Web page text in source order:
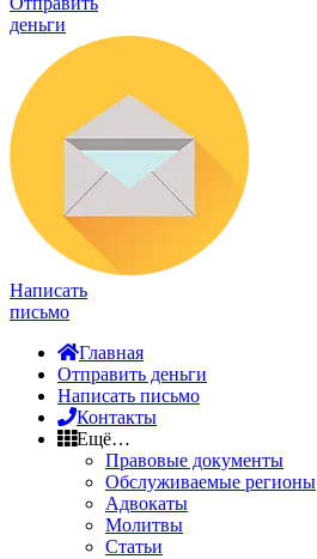
деньги
Написать
письмо
Главная
Отправить деньги
Написать письмо
Контакты
Ещё…
Правовые документы
Обслуживаемые регионы
Адвокаты
Молитвы
Статьи